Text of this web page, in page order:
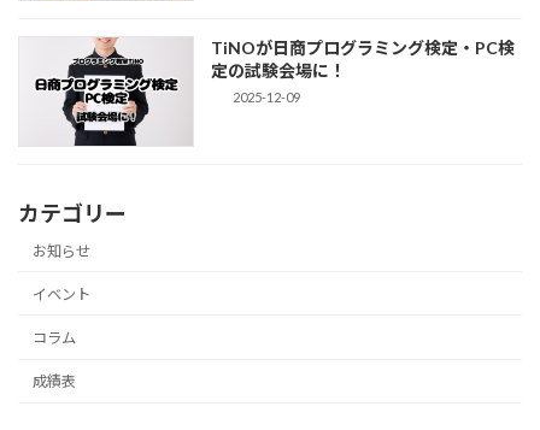
TiNOが日商プログラミング検定・PC検
定の試験会場に！
2025-12-09
カテゴリー
お知らせ
イベント
コラム
成績表